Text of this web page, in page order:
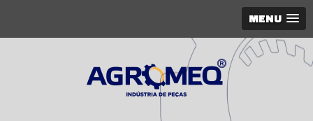
MENU